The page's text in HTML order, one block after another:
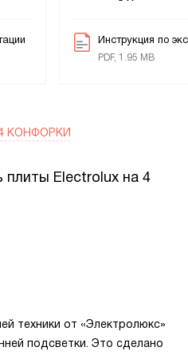
Инструкция по
PDF, 1.95 MB
4 КОНФОРКИ
плиты Electrolux на 4
техники от «Электролюкс»
подсветки. Это сделано